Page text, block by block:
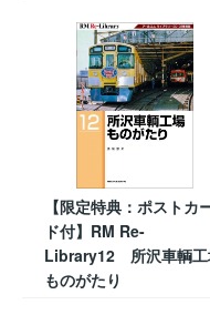
【限定特典：ポストカ
ド付】RM Re-
Library12 所沢車輌工
ものがたり